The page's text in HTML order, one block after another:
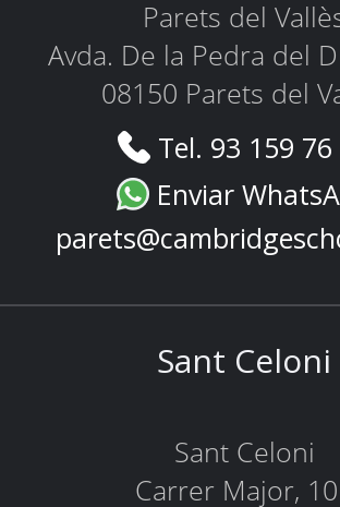
Parets del
Avda. De la Pedra del
08150 Parets del
Tel. 93 159
Enviar
Sant Celoni
Sant Celoni
Carrer Major,